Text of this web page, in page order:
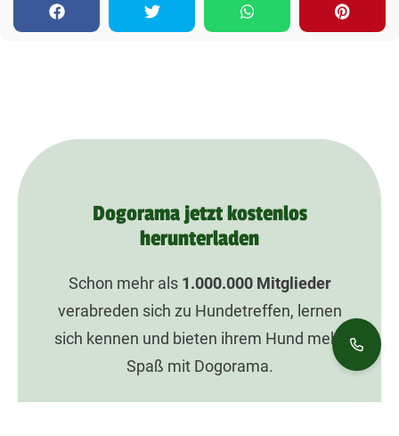
Dogorama jetzt kostenlos
herunterladen
Schon mehr als 1.000.000Mitglieder
verabreden sich zu Hundetreffen, lernen
sich kennen und bieten ihrem Hund mehr
Spaß mit Dogorama.